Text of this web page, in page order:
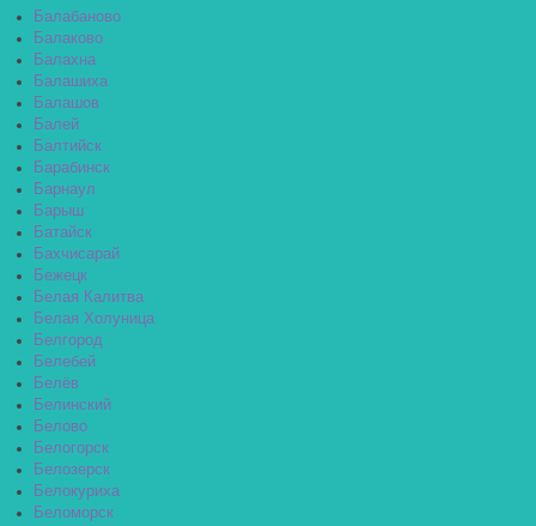
Балабаново
Балаково
Балахна
Балашиха
Балашов
Балей
Балтийск
Барабинск
Барнаул
Барыш
Батайск
Бахчисарай
Бежецк
Белая Калитва
Белая Холуница
Белгород
Белебей
Белёв
Белинский
Белово
Белогорск
Белозерск
Белокуриха
Беломорск